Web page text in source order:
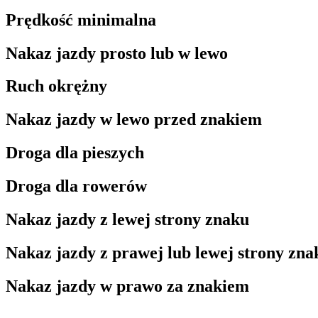
Prędkość minimalna
Nakaz jazdy prosto lub w lewo
Ruch okrężny
Nakaz jazdy w lewo przed znakiem
Droga dla pieszych
Droga dla rowerów
Nakaz jazdy z lewej strony znaku
Nakaz jazdy z prawej lub lewej strony
Nakaz jazdy w prawo za znakiem